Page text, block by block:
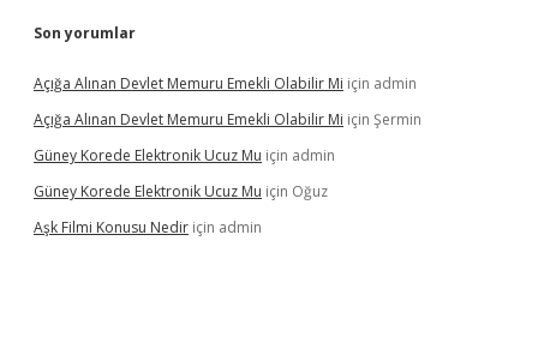
Son yorumlar
Açığa Alınan Devlet Memuru Emekli Olabilir Mi için admin
Açığa Alınan Devlet Memuru Emekli Olabilir Mi için Şermin
Güney Korede Elektronik Ucuz Mu için admin
Güney Korede Elektronik Ucuz Mu için Oğuz
Aşk Filmi Konusu Nedir için admin